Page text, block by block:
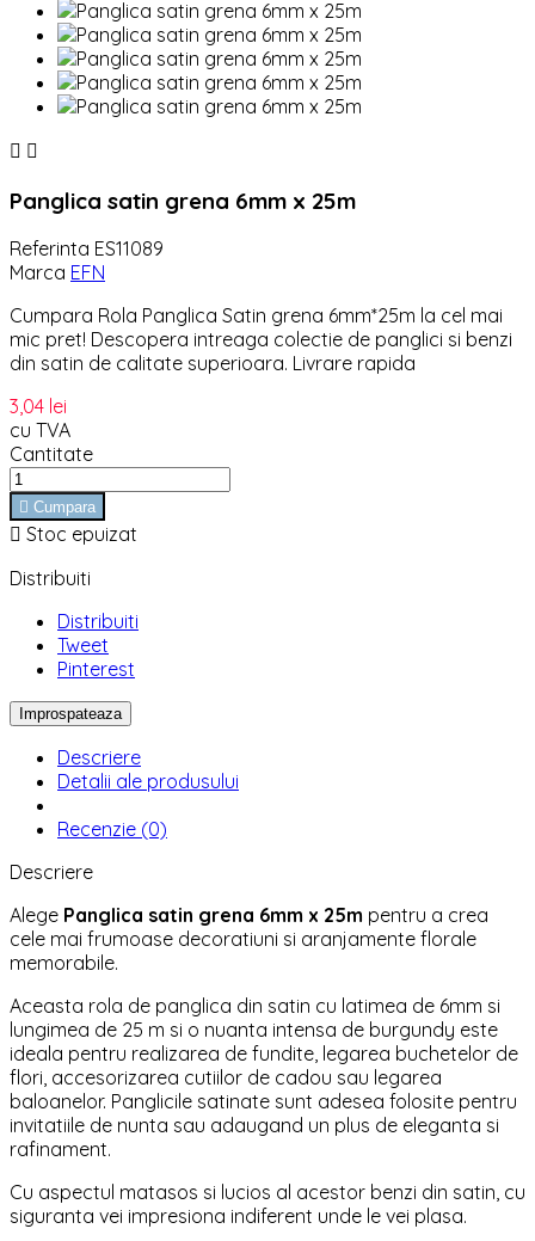
 
Panglica satin grena 6mm x 25m
Referinta ES11089
Marca EFN
Cumpara Rola Panglica Satin grena 6mm*25m la cel mai
mic pret! Descopera intreaga colectie de panglici si benzi
din satin de calitate superioara. Livrare rapida
3,04 lei
cu TVA
Cantitate
 Cumpara
 Stoc epuizat
Distribuiti
Distribuiti
Tweet
Pinterest
Descriere
Detalii ale produsului
Recenzie (0)
Descriere
Alege Panglica satin grena 6mm x 25m pentru a crea
cele mai frumoase decoratiuni si aranjamente florale
memorabile.
Aceasta rola de panglica din satin cu latimea de 6mm si
lungimea de 25 m si o nuanta intensa de burgundy este
ideala pentru realizarea de fundite, legarea buchetelor de
flori, accesorizarea cutiilor de cadou sau legarea
baloanelor. Panglicile satinate sunt adesea folosite pentru
invitatiile de nunta sau adaugand un plus de eleganta si
rafinament.
Cu aspectul matasos si lucios al acestor benzi din satin, cu
siguranta vei impresiona indiferent unde le vei plasa.